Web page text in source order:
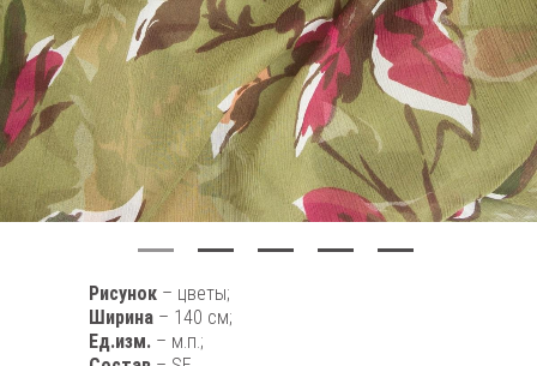
Рисунок – цветы;
Ширина – 140 см;
Ед.изм. – м.п.;